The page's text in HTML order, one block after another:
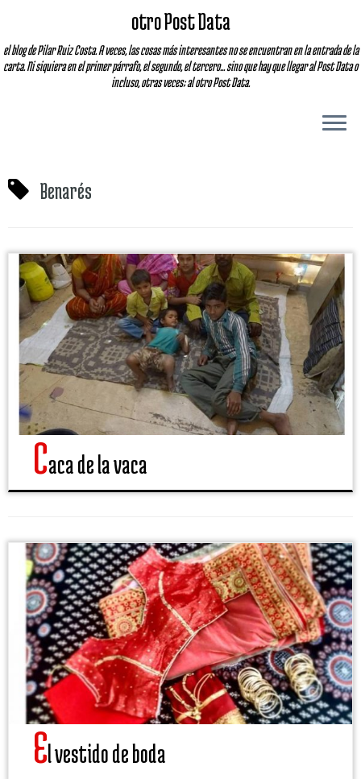
otro Post Data
el blog de Pilar Ruiz Costa. A veces, las cosas más interesantes no se encuentran en la entrada de la
carta. Ni siquiera en el primer párrafo, el segundo, el tercero... sino que hay que llegar al Post Data o
incluso, otras veces; al otro Post Data.
Benarés
Caca de la vaca
El vestido de boda